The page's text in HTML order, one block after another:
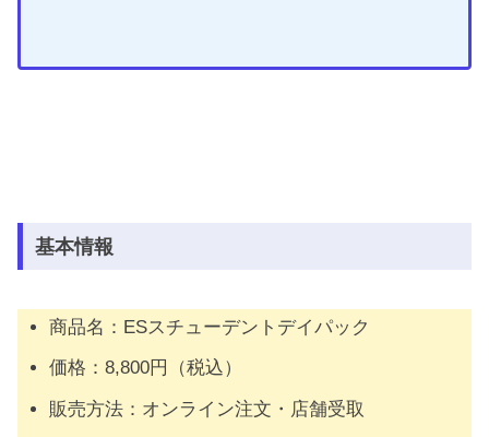
基本情報
商品名：ESスチューデントデイパック
価格：8,800円（税込）
販売方法：オンライン注文・店舗受取